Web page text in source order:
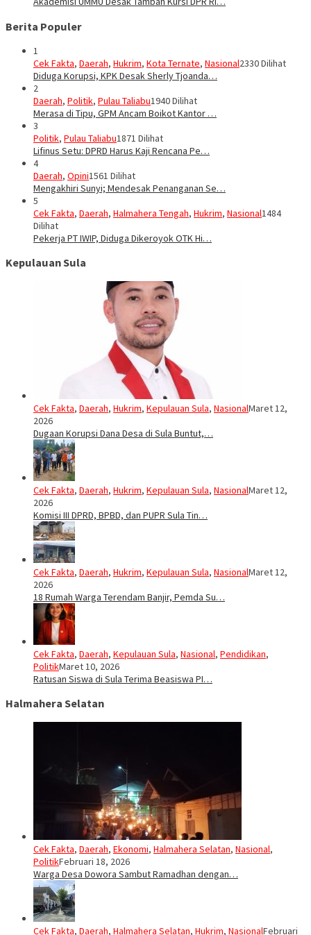
Berita Populer
1
Cek Fakta, Daerah, Hukrim, Kota Ternate, Nasional2330 Dilihat
Diduga Korupsi, KPK Desak Sherly Tjoanda…
2
Daerah, Politik, Pulau Taliabu1940 Dilihat
Merasa di Tipu, GPM Ancam Boikot Kantor …
3
Politik, Pulau Taliabu1871 Dilihat
Lifinus Setu: DPRD Harus Kaji Rencana Pe…
4
Daerah, Opini1561 Dilihat
Mengakhiri Sunyi; Mendesak Penanganan Se…
5
Cek Fakta, Daerah, Halmahera Tengah, Hukrim, Nasional1484
Dilihat
Pekerja PT IWIP, Diduga Dikeroyok OTK Hi…
Kepulauan Sula
Cek Fakta, Daerah, Hukrim, Kepulauan Sula, NasionalMaret 12,
2026
Dugaan Korupsi Dana Desa di Sula Buntut,…
Cek Fakta, Daerah, Hukrim, Kepulauan Sula, NasionalMaret 12,
2026
Komisi III DPRD, BPBD, dan PUPR Sula Tin…
Cek Fakta, Daerah, Hukrim, Kepulauan Sula, NasionalMaret 12,
2026
18 Rumah Warga Terendam Banjir, Pemda Su…
Cek Fakta, Daerah, Kepulauan Sula, Nasional, Pendidikan,
PolitikMaret 10, 2026
Ratusan Siswa di Sula Terima Beasiswa PI…
Halmahera Selatan
Cek Fakta, Daerah, Ekonomi, Halmahera Selatan, Nasional,
PolitikFebruari 18, 2026
Warga Desa Dowora Sambut Ramadhan dengan…
Cek Fakta, Daerah, Halmahera Selatan, Hukrim, NasionalFebruari